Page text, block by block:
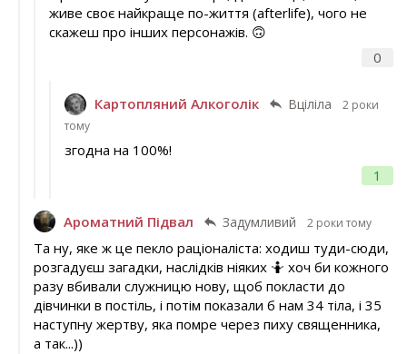
0
живе своє найкраще по-життя (afterlife), чого не
скажеш про інших персонажів. 🙃
Картопляний Алкоголік Вціліла
2 роки
тому
1
згодна на 100%!
Ароматний Підвал Задумливий 2 роки тому
Та ну, яке ж це пекло раціоналіста: ходиш туди-сюди,
розгадуєш загадки, наслідків ніяких 🤷 хоч би кожного
разу вбивали служницю нову, щоб покласти до
дівчинки в постіль, і потім показали б нам 34 тіла, і 35
наступну жертву, яка помре через пиху священника,
а так...))